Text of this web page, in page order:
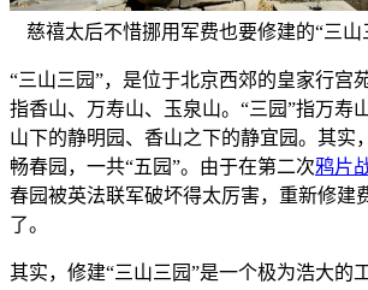
慈禧太后不惜挪用军费也要修建的“三山
“三山三园”，是位于北京西郊的皇家行宫
指香山、万寿山、玉泉山。“三园”指万寿
山下的静明园、香山之下的静宜园。其实
畅春园，一共“五园”。由于在第二次鸦片
春园被英法联军破坏得太厉害，重新修建
了。
其实，修建“三山三园”是一个极为浩大的